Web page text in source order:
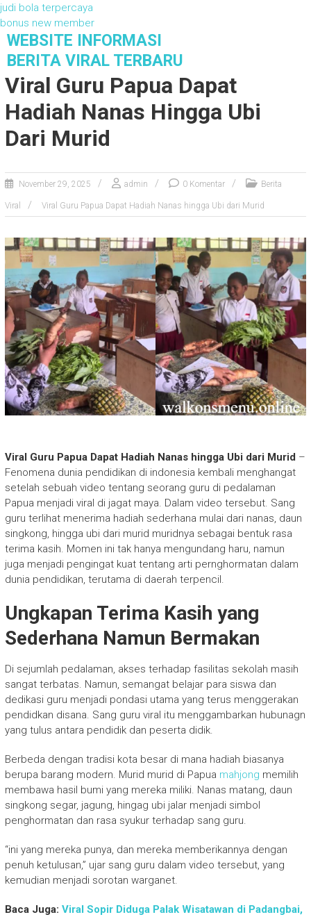
judi bola terpercaya
bonus new member
p
e
WEBSITE INFORMASI
BERITA VIRAL TERBARU
Viral Guru Papua Dapat
Hadiah Nanas Hingga Ubi
Dari Murid
November 29, 2025 admin 0 Komentar Berita
Viral Viral Guru Papua Dapat Hadiah Nanas hingga Ubi dari Murid
Viral Guru Papua Dapat Hadiah Nanas hingga Ubi dari Murid –
Fenomena dunia pendidikan di indonesia kembali menghangat
setelah sebuah video tentang seorang guru di pedalaman
Papua menjadi viral di jagat maya. Dalam video tersebut. Sang
guru terlihat menerima hadiah sederhana mulai dari nanas, daun
singkong, hingga ubi dari murid muridnya sebagai bentuk rasa
terima kasih. Momen ini tak hanya mengundang haru, namun
juga menjadi pengingat kuat tentang arti pernghormatan dalam
dunia pendidikan, terutama di daerah terpencil.
Ungkapan Terima Kasih yang
Sederhana Namun Bermakan
Di sejumlah pedalaman, akses terhadap fasilitas sekolah masih
sangat terbatas. Namun, semangat belajar para siswa dan
dedikasi guru menjadi pondasi utama yang terus menggerakan
pendidkan disana. Sang guru viral itu menggambarkan hubunagn
yang tulus antara pendidik dan peserta didik.
Berbeda dengan tradisi kota besar di mana hadiah biasanya
berupa barang modern. Murid murid di Papua mahjong memilih
membawa hasil bumi yang mereka miliki. Nanas matang, daun
singkong segar, jagung, hingag ubi jalar menjadi simbol
penghormatan dan rasa syukur terhadap sang guru.
“ini yang mereka punya, dan mereka memberikannya dengan
penuh ketulusan,” ujar sang guru dalam video tersebut, yang
kemudian menjadi sorotan warganet.
Baca Juga: Viral Sopir Diduga Palak Wisatawan di Padangbai,